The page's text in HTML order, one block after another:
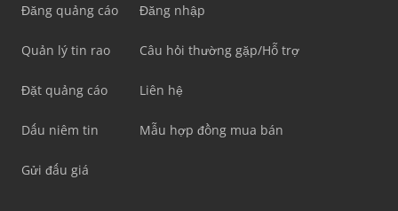
Đăng quảng cáo
Quản lý tin rao
Đặt quảng cáo
Dấu niêm tin
Gửi đấu giá
Đăng nhập
Câu hỏi thường gặp/Hỗ trợ
Liên hệ
Mẫu hợp đồng mua bán